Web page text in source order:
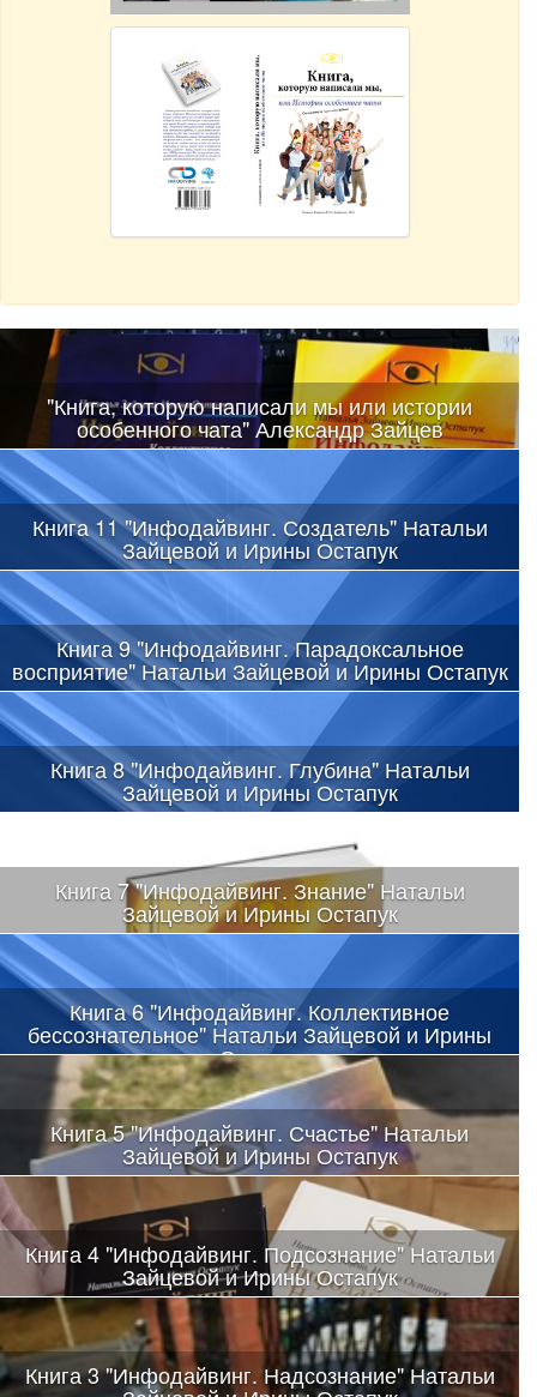
"Книга, которую написали мы или истории
особенного чата" Александр Зайцев
Книга 11 "Инфодайвинг. Создатель" Натальи
Зайцевой и Ирины Остапук
Книга 9 "Инфодайвинг. Парадоксальное
восприятие" Натальи Зайцевой и Ирины Остапук
Книга 8 "Инфодайвинг. Глубина" Натальи
Зайцевой и Ирины Остапук
Книга 7 "Инфодайвинг. Знание" Натальи
Зайцевой и Ирины Остапук
Книга 6 "Инфодайвинг. Коллективное
бессознательное" Натальи Зайцевой и Ирины
Остапук
Книга 5 "Инфодайвинг. Счастье" Натальи
Зайцевой и Ирины Остапук
Книга 4 "Инфодайвинг. Подсознание" Натальи
Зайцевой и Ирины Остапук
Книга 3 "Инфодайвинг. Надсознание" Натальи